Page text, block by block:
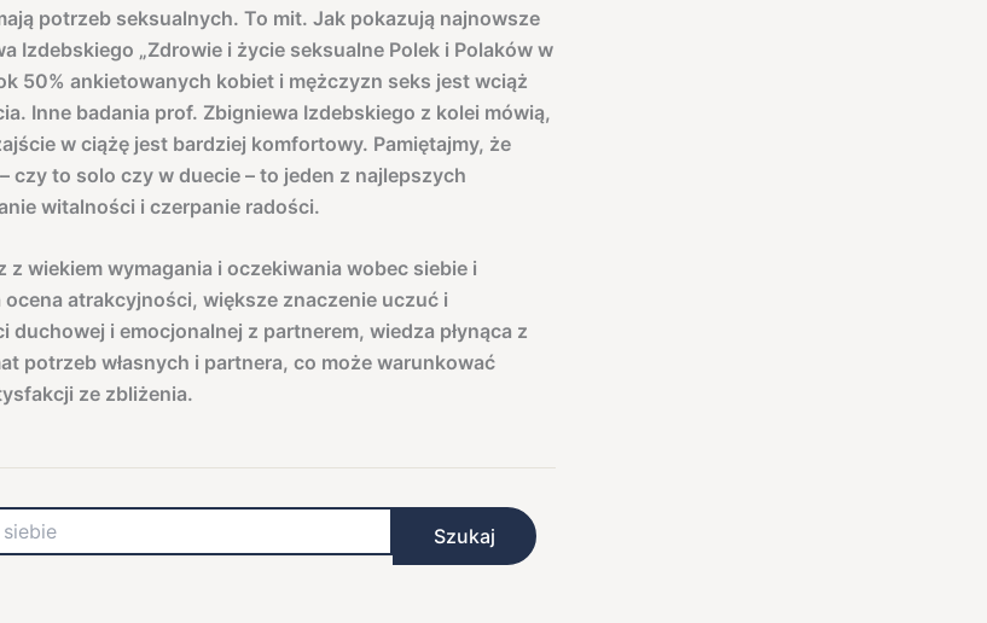
potrzeb seksualnych. To mit. Jak pokazują najnowsze
Izdebskiego „Zdrowie i życie seksualne Polek i Polaków w
50% ankietowanych kobiet i mężczyzn seks jest wciąż
Inne badania prof. Zbigniewa Izdebskiego z kolei mówią,
w ciążę jest bardziej komfortowy. Pamiętajmy, że
czy to solo czy w duecie – to jeden z najlepszych
witalności i czerpanie radości.
z wiekiem wymagania i oczekiwania wobec siebie i
ocena atrakcyjności, większe znaczenie uczuć i
duchowej i emocjonalnej z partnerem, wiedza płynąca z
potrzeb własnych i partnera, co może warunkować
ze zbliżenia.
Szukaj